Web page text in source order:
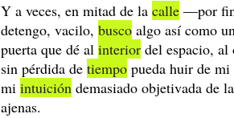
Y a veces, en mitad de la calle―por
detengo, vacilo, busco algo así como
puerta que dé al interior del espacio, al
sin pérdida de tiempo pueda huir de mi
mi intuición demasiado objetivada de la
ajenas.